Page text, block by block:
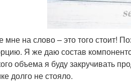
мне на слово – это того стоит!
Я же даю состав
объема я буду закручивать
долго не стояло.